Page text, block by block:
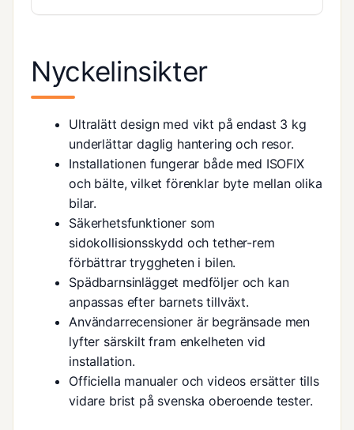
Nyckelinsikter
Ultralätt design med vikt på endast 3 kg
underlättar daglig hantering och resor.
Installationen fungerar både med ISOFIX
och bälte, vilket förenklar byte mellan olika
bilar.
Säkerhetsfunktioner som
sidokollisionsskydd och tether-rem
förbättrar tryggheten i bilen.
Spädbarnsinlägget medföljer och kan
anpassas efter barnets tillväxt.
Användarrecensioner är begränsade men
lyfter särskilt fram enkelheten vid
installation.
Officiella manualer och videos ersätter tills
vidare brist på svenska oberoende tester.